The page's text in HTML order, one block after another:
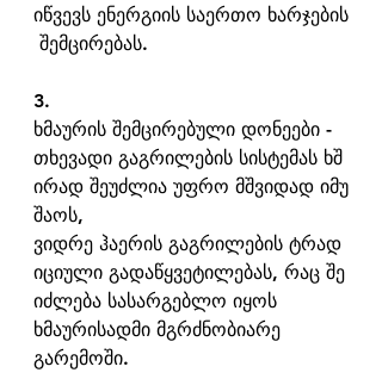
იწვევს ენერგიის საერთო ხარჯების
შემცირებას.
3.
ხმაურის შემცირებული დონეები -
თხევადი გაგრილების სისტემას ხშ
ირად შეუძლია უფრო მშვიდად იმუ
შაოს,
ვიდრე ჰაერის გაგრილების ტრად
იციული გადაწყვეტილებას, რაც შე
იძლება სასარგებლო იყოს
ხმაურისადმი მგრძნობიარე
გარემოში.